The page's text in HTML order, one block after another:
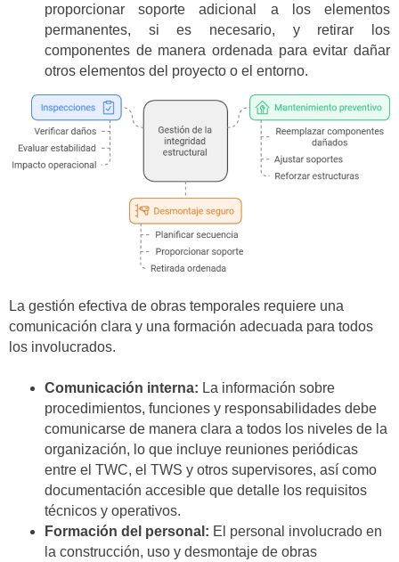
proporcionar soporte adicional a los elementos
permanentes, si es necesario, y retirar los
componentes de manera ordenada para evitar dañar
otros elementos del proyecto o el entorno.
La gestión efectiva de obras temporales requiere una
comunicación clara y una formación adecuada para todos
los involucrados.
Comunicación interna: La información sobre
procedimientos, funciones y responsabilidades debe
comunicarse de manera clara a todos los niveles de la
organización, lo que incluye reuniones periódicas
entre el TWC, el TWS y otros supervisores, así como
documentación accesible que detalle los requisitos
técnicos y operativos.
Formación del personal: El personal involucrado en
la construcción, uso y desmontaje de obras